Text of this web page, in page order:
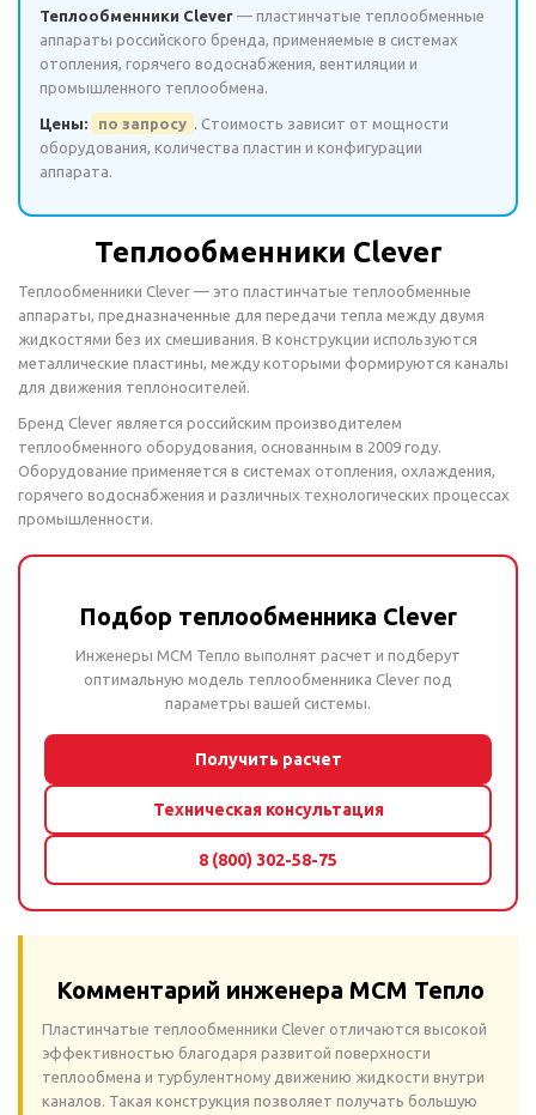
Теплообменники Clever — пластинчатые теплообменные
аппараты российского бренда, применяемые в системах
отопления, горячего водоснабжения, вентиляции и
промышленного теплообмена.
Цены: по запросу . Стоимость зависит от мощности
оборудования, количества пластин и конфигурации
аппарата.
Теплообменники Clever
Теплообменники Clever — это пластинчатые теплообменные
аппараты, предназначенные для передачи тепла между двумя
жидкостями без их смешивания. В конструкции используются
металлические пластины, между которыми формируются каналы
для движения теплоносителей.
Бренд Clever является российским производителем
теплообменного оборудования, основанным в 2009 году.
Оборудование применяется в системах отопления, охлаждения,
горячего водоснабжения и различных технологических процессах
промышленности.
Подбор теплообменника Clever
Инженеры МСМ Тепло выполнят расчет и подберут
оптимальную модель теплообменника Clever под
параметры вашей системы.
Получить расчет
Техническая консультация
8 (800) 302-58-75
Комментарий инженера МСМ Тепло
Пластинчатые теплообменники Clever отличаются высокой
эффективностью благодаря развитой поверхности
теплообмена и турбулентному движению жидкости внутри
каналов. Такая конструкция позволяет получать большую